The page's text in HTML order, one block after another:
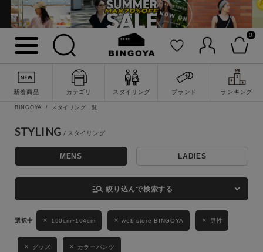
0
新着商品 カテゴリ スタイリング ブランド ランキング
詳細検索
キーワード
性別
MENS LADIES KIDS
BINGOYA スタイリング一覧
STYLING
MENS LADIES
manage_search 絞り込んで検索する
160cm~164cm web store BINGOYA 男性
グッズ カラーパンツ